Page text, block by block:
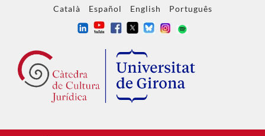
Català Español English Português